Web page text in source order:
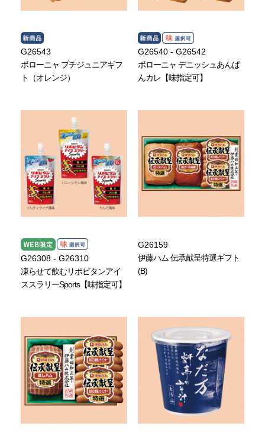
G26543
ボローニャ プチジュニアギフ
ト（オレンジ）
G26540 - G26542
ボローニャ デニッシュあんぱ
んカレ【味指定可】
G26308 - G26310
凍らせて飲むリポビタンアイ
ススラリーSports【味指定可】
G26159
伊藤ハム 伝承献呈特選ギフト
(B)